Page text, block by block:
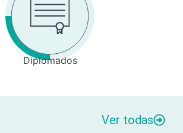
Diplomados
Ver todas